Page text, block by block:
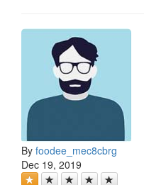
By foodee_mec8cbrg
Dec 19, 2019